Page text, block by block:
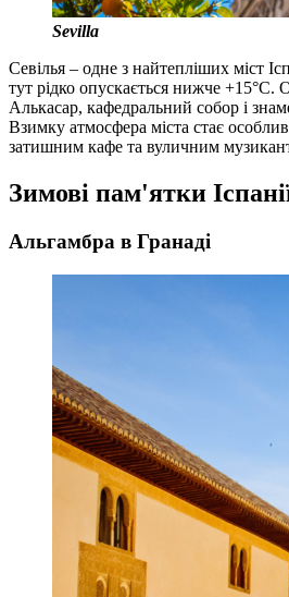
Sevilla
Севілья – одне з найтепліших міст
тут рідко опускається нижче +15°C.
Алькасар, кафедральний собор і
Взимку атмосфера міста стає
затишним кафе та вуличним
Зимові пам'ятки
Альгамбра в Гранаді